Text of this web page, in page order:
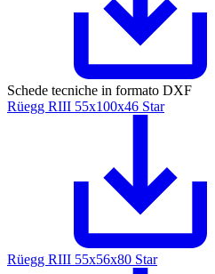
Schede tecniche in formato DXF
Rüegg RIII 55x100x46 Star
Rüegg RIII 55x56x80 Star